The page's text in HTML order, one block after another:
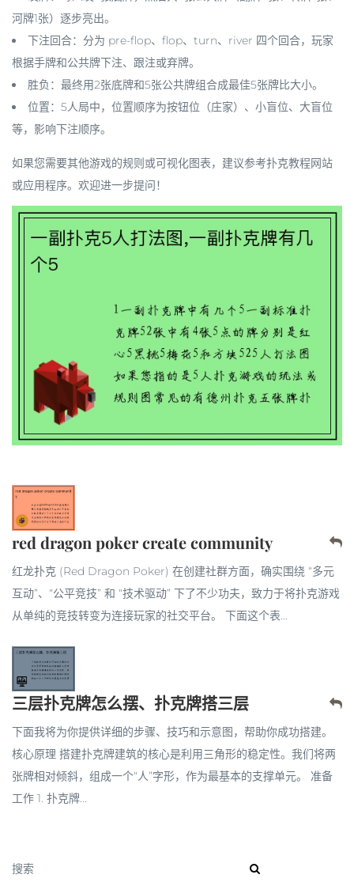
河牌1张）逐步亮出。
下注回合：分为 pre-flop、flop、turn、river 四个回合，玩家
根据手牌和公共牌下注、跟注或弃牌。
胜负 ：最终用2张底牌和5张公共牌组合成最佳5张牌比大小。
位置：5人局中，位置顺序为按钮位（庄家）、小盲位、大盲位
等，影响下注顺序。
如果您需要其他游戏的规则或可视化图表，建议参考扑克教程网站
或应用程序。欢迎进一步提问！
red dragon poker create community
红龙扑克 (Red Dragon Poker) 在创建社群方面，确实围绕 “多元
互动”、“公平竞技” 和 “技术驱动” 下了不少功夫，致力于将扑克游戏
从单纯的竞技转变为连接玩家的社交平台。 下面这个表...
三层扑克牌怎么摆、扑克牌搭三层
下面我将为你提供详细的步骤、技巧和示意图，帮助你成功搭建。
核心原理 搭建扑克牌建筑的核心是利用三角形的稳定性。我们将两
张牌相对倾斜，组成一个“人”字形，作为最基本的支撑单元。 准备
工作 1. 扑克牌...
搜索